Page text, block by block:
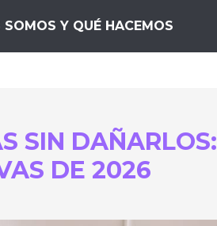
SOMOS Y QUÉ HACEMOS
SIN DAÑARLOS:
DE 2026